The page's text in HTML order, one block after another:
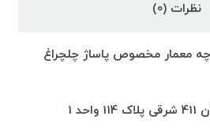
نظرات (0)
معمار مخصوص پاساژ چلچراغ